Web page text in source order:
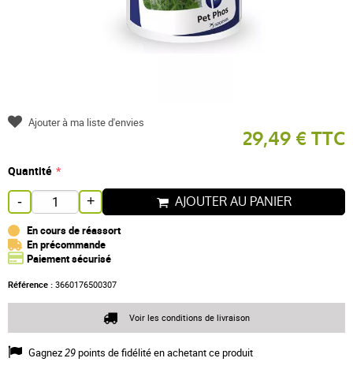
29,49 € TTC
Quantité
- + AJOUTER AU PANIER
En cours de réassort
En précommande
Paiement sécurisé
Référence : 3660176500307
Gagnez29points de fidélité en achetant ce produit
Ajouter à ma liste d'envies
Voir les conditions de livraison